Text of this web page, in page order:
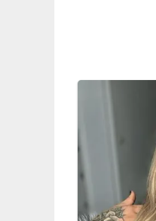
Lob, Kritik,
Und so
Zerdrückte
Soße bildet.
vermischen,
mundgerechte